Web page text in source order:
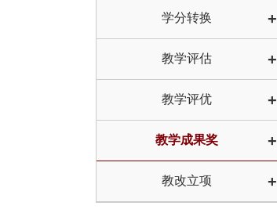
学分转换 +
教学评估 +
教学评优 +
教学成果奖 +
教改立项 +